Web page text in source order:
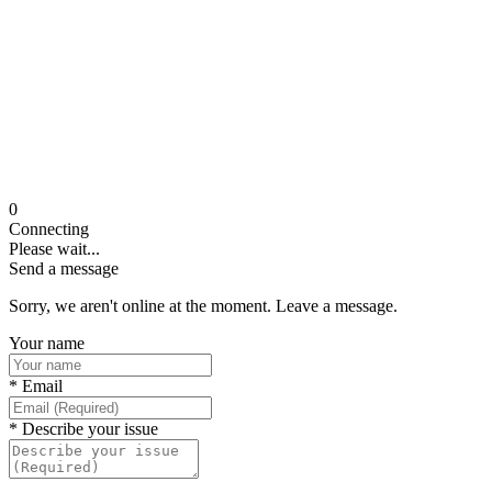
0
Connecting
Please wait...
Send a message
Sorry, we aren't online at the moment. Leave a message.
Your name
* Email
* Describe your issue